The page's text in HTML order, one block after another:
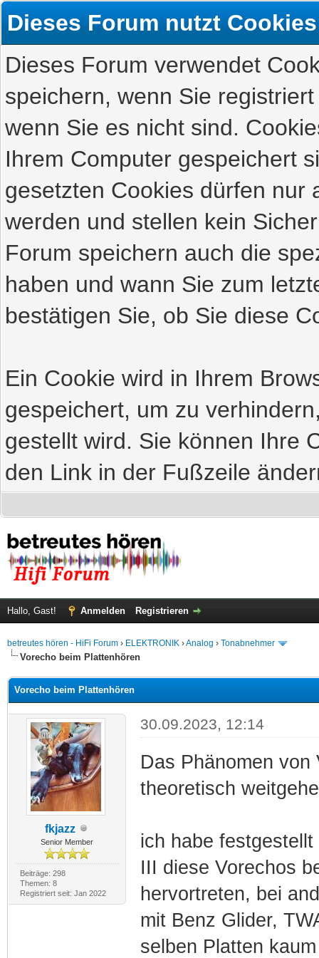
Dieses Forum nutzt Cookies
Dieses Forum verwendet
speichern, wenn Sie
wenn Sie es nicht sind.
Ihrem Computer gespeichert
gesetzten Cookies dürfen nur
werden und stellen kein
Forum speichern auch die
haben und wann Sie zum
bestätigen Sie, ob Sie diese
Ein Cookie wird in Ihrem
gespeichert, um zu
gestellt wird. Sie können Ihre
den Link in der Fußzeile
Hallo, Gast! Anmelden Registrieren
betreutes hören - HiFi Forum › ELEKTRONIK ›Analog › Tonabnehmer
Vorecho beim Plattenhören
Vorecho beim Plattenhören
fkjazz
Senior Member
Beiträge: 298
Themen: 8
Registriert seit: Jan 2022
30.09.2023, 12:14
Das Phänomen
theoretisch
ich habe
III diese Vorechos
hervortreten, bei
mit Benz Glider,
selben Platten